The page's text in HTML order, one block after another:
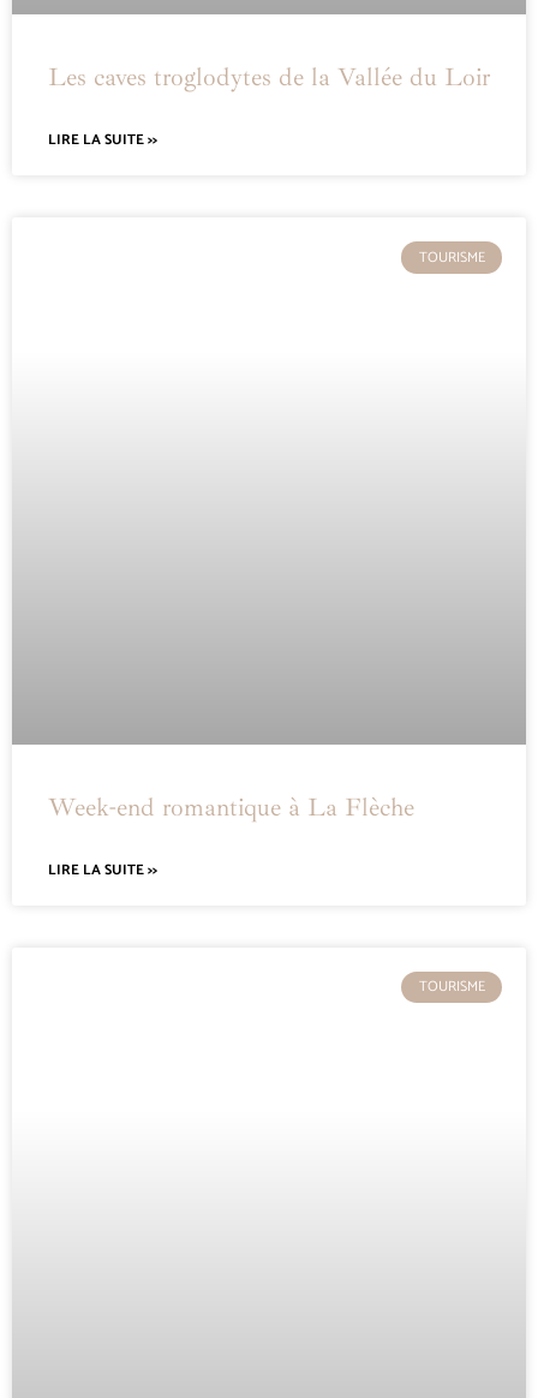
Les caves troglodytes de la Vallée du Loir
LIRE LA SUITE >>
TOURISME
Week-end romantique à La Flèche
LIRE LA SUITE >>
TOURISME